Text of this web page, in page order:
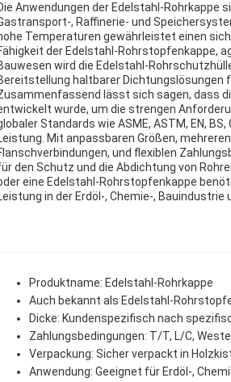
Anwendungen der Edelstahl-Rohrkappe
, Raffinerie- und
Temperaturen gewährleistet einen
der Edelstahl-Rohrstopfenkappe,
wird die Edelstahl-
haltbarer Dichtungslösungen
lässt sich sagen, dass
wurde, um die strengen
Standards wie ASME, ASTM, EN,
Mit anpassbaren Größen,
und flexiblen
den Schutz und die Abdichtung von
eine Edelstahl-Rohrstopfenkappe
in der Erdöl-, Chemie-, Bauindustrie
Produktname: Edelstahl-Rohrkappe
Auch bekannt als Edelstahl-
Dicke: Kundenspezifisch nach
Zahlungsbedingungen: T/T, L/C,
Verpackung: Sicher verpackt in
Anwendung: Geeignet für Erdöl-,